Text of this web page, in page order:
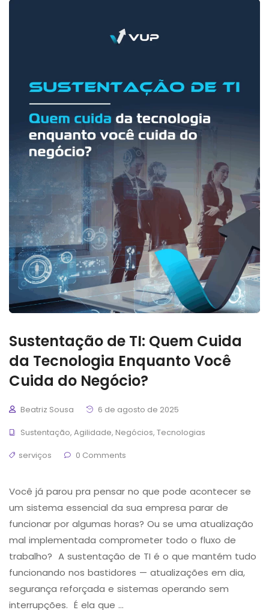
Sustentação de TI: Quem Cuida
da Tecnologia Enquanto Você
Cuida do Negócio?
Beatriz Sousa
6 de agosto de 2025
Sustentação, Agilidade, Negócios, Tecnologias
serviços
0 Comments
Você já parou pra pensar no que pode acontecer se
um sistema essencial da sua empresa parar de
funcionar por algumas horas? Ou se uma atualização
mal implementada comprometer todo o fluxo de
trabalho? A sustentação de TI é o que mantém tudo
funcionando nos bastidores — atualizações em dia,
segurança reforçada e sistemas operando sem
interrupções. É ela que …